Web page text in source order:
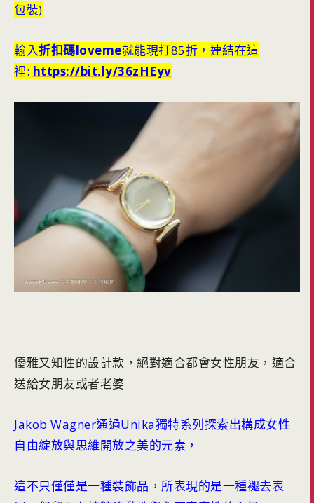
包裝)
輸入折扣碼loveme就能現打85折，連結在這
裡: https://bit.ly/36zHEyv
優雅又知性的設計款，絕對適合都會女性朋友，適合
送給女朋友或者老婆
Jakob Wagner通過Unika獨特系列探索出構成女性
自由綻放與思維開放之美的元素，
這不只僅僅是一種裝飾品，所表現的是一種褪去表